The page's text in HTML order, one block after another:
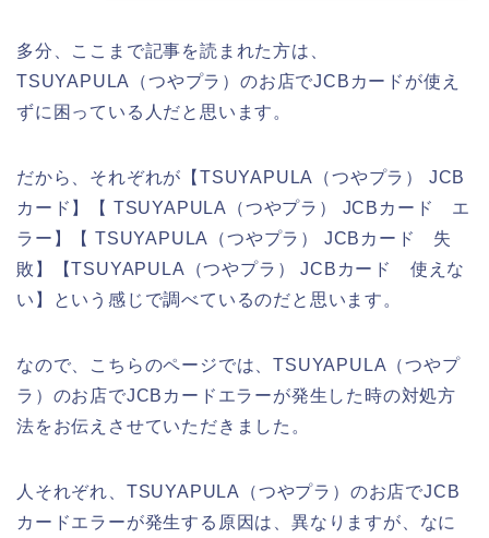
多分、ここまで記事を読まれた方は、
TSUYAPULA（つやプラ）のお店でJCBカードが使え
ずに困っている人だと思います。
だから、それぞれが【TSUYAPULA（つやプラ） JCB
カード】【 TSUYAPULA（つやプラ） JCBカード エ
ラー】【 TSUYAPULA（つやプラ） JCBカード 失
敗】【TSUYAPULA（つやプラ） JCBカード 使えな
い】という感じで調べているのだと思います。
なので、こちらのページでは、TSUYAPULA（つやプ
ラ）のお店でJCBカードエラーが発生した時の対処方
法をお伝えさせていただきました。
人それぞれ、TSUYAPULA（つやプラ）のお店でJCB
カードエラーが発生する原因は、異なりますが、なに